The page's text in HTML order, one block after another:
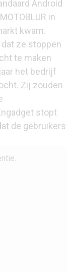
Android
in
kwam.
ze stoppen
te maken
het bedrijf
Zij zouden
stopt
de gebruikers